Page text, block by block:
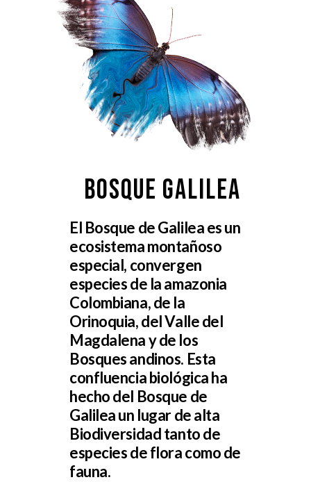
BOSQUE GALILEA
El Bosque de Galilea es un
ecosistema montañoso
especial, convergen
especies de la amazonia
Colombiana, de la
Orinoquia, del Valle del
Magdalena y de los
Bosques andinos. Esta
confluencia biológica ha
hecho del Bosque de
Galilea un lugar de alta
Biodiversidad tanto de
especies de flora como de
fauna.